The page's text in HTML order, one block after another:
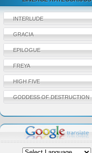
INTERLUDE
GRACIA
EPILOGUE
FREYA
HIGH FIVE
GODDESS OF DESTRUCTION